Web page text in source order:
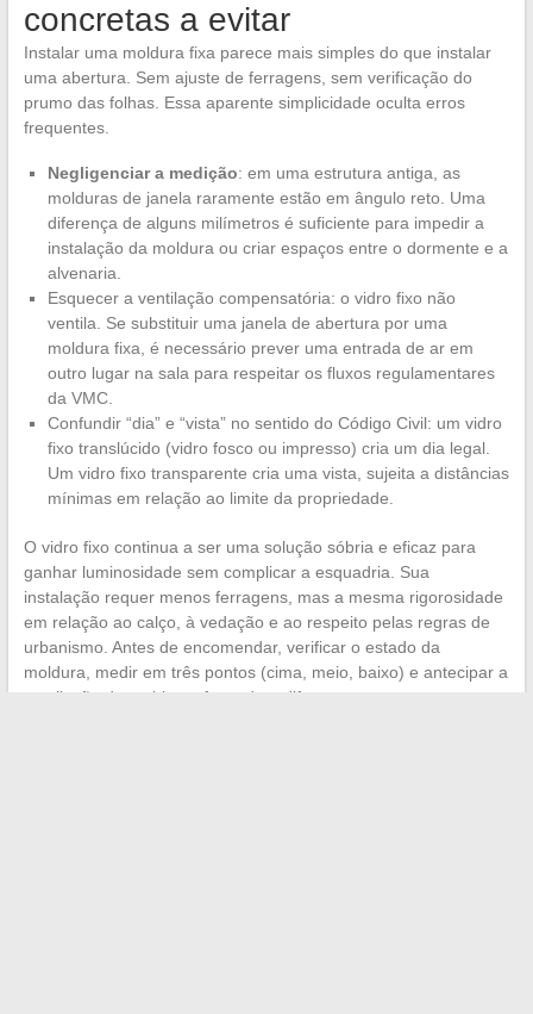
concretas a evitar
Instalar uma moldura fixa parece mais simples do que instalar
uma abertura. Sem ajuste de ferragens, sem verificação do
prumo das folhas. Essa aparente simplicidade oculta erros
frequentes.
Negligenciar a medição: em uma estrutura antiga, as
molduras de janela raramente estão em ângulo reto. Uma
diferença de alguns milímetros é suficiente para impedir a
instalação da moldura ou criar espaços entre o dormente e a
alvenaria.
Esquecer a ventilação compensatória: o vidro fixo não
ventila. Se substituir uma janela de abertura por uma
moldura fixa, é necessário prever uma entrada de ar em
outro lugar na sala para respeitar os fluxos regulamentares
da VMC.
Confundir “dia” e “vista” no sentido do Código Civil: um vidro
fixo translúcido (vidro fosco ou impresso) cria um dia legal.
Um vidro fixo transparente cria uma vista, sujeita a distâncias
mínimas em relação ao limite da propriedade.
O vidro fixo continua a ser uma solução sóbria e eficaz para
ganhar luminosidade sem complicar a esquadria. Sua
instalação requer menos ferragens, mas a mesma rigorosidade
em relação ao calço, à vedação e ao respeito pelas regras de
urbanismo. Antes de encomendar, verificar o estado da
moldura, medir em três pontos (cima, meio, baixo) e antecipar a
ventilação do ambiente faz toda a diferença entre uma